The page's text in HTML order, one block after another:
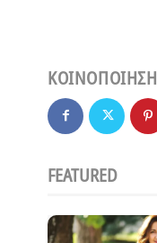
ΚΟΙΝΟΠΟΙΗΣΗ
FEATURED